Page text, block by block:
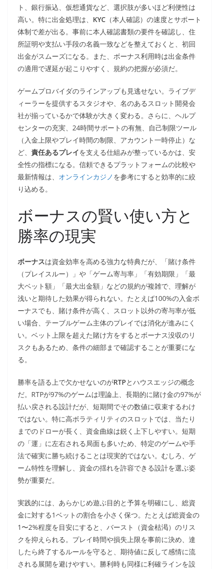
ト、銀行振込、仮想通貨など、選択肢が多いほど利便性は
高い。特に出金処理は、 KYC （本人確認）の速度とサポート
体制で差が出る。事前に本人確認書類の要件を確認し、住
所証明や支払い手段の名義一致などを整えておくと、初回
出金がスムーズになる。また、ボーナス利用時は出金条件
の適用で遅延が起こりやすく、規約の把握が必須だ。
ゲームプロバイダのラインアップも見逃せない。ライブデ
ィーラーを提供するスタジオや、名のあるスロット開発会
社が揃っているかで体験が大きく変わる。さらに、ヘルプ
センターの充実、24時間サポートの有無、自己制限ツール
（入金上限やプレイ時間の制限、アカウント一時停止）な
ど、 責任あるプレイを支える仕組みが整っているかは、安
全性の指標になる。信頼できるプラットフォームの比較や
最新情報は、 オンラインカジノ を参考にすると効率的に絞
り込める。
ボーナスの賢い使い方と
勝率の現実
ボーナスは資金効率を高める強力な特典だが、「賭け条件
（プレイスルー）」や「ゲーム寄与率」「有効期限」「最
大ベット額」「最大出金額」などの規約が複雑で、理解が
浅いと期待した効果が得られない。たとえば100%の入金ボ
ーナスでも、賭け条件が高く、スロット以外の寄与率が低
い場合、テーブルゲーム主体のプレイでは消化が進みにく
い。ベット上限を超えた賭け方をするとボーナス没収のリ
スクもあるため、条件の細部まで確認することが重要にな
る。
勝率を語る上で欠かせないのがRTPとハウスエッジの概念
だ。RTPが97%のゲームは理論上、長期的に賭け金の97%が
払い戻される設計だが、短期間でその数値に収束するわけ
ではない。特に高ボラティリティのスロットでは、当たり
までのドローが長く、資金曲線は鋭く上下しやすい。短期
の「運」に左右される局面も多いため、特定のゲームや手
法で確実に勝ち続けることは現実的ではない。むしろ、ゲ
ーム特性を理解し、資金の揺れを許容できる設計を選ぶ姿
勢が重要だ。
実践的には、あらかじめ遊ぶ目的と予算を明確にし、総資
金に対する1ベットの割合を小さく保つ。たとえば総資金の
1〜2%程度を目安にすると、バースト（資金枯渇）のリス
クを抑えられる。プレイ時間や損失上限を事前に決め、達
したら終了するルールを守ると、期待値に反して感情に流
される展開を避けやすい。勝利時も同様に利確ラインを設